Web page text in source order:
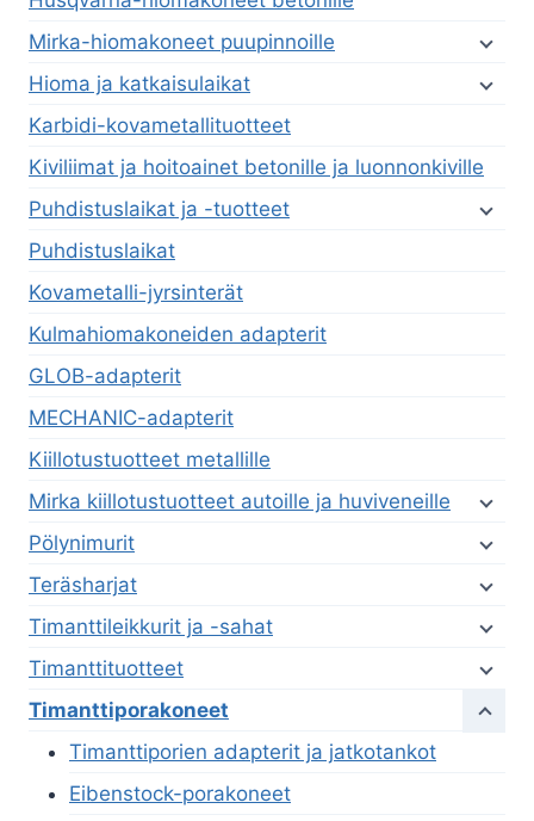
Mirka-hiomakoneet puupinnoille
Hioma ja katkaisulaikat
Karbidi-kovametallituotteet
Kiviliimat ja hoitoainet betonille ja luonnonkiville
Puhdistuslaikat ja -tuotteet
Puhdistuslaikat
Kovametalli-jyrsinterät
Kulmahiomakoneiden adapterit
GLOB-adapterit
MECHANIC-adapterit
Kiillotustuotteet metallille
Mirka kiillotustuotteet autoille ja huviveneille
Pölynimurit
Teräsharjat
Timanttileikkurit ja -sahat
Timanttituotteet
Timanttiporakoneet
Timanttiporien adapterit ja jatkotankot
Eibenstock-porakoneet